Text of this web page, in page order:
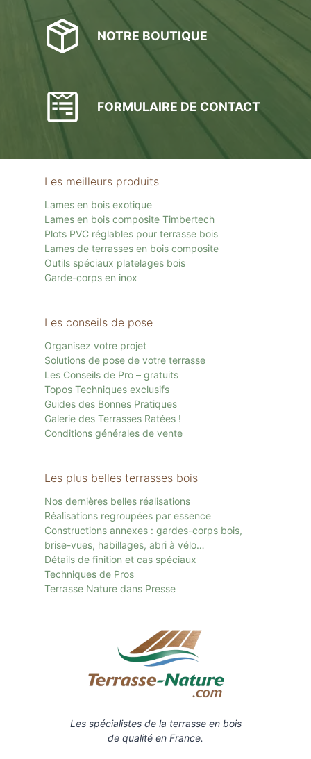
NOTRE BOUTIQUE
FORMULAIRE DE CONTACT
Les meilleurs produits
Lames en bois exotique
Lames en bois composite Timbertech
Plots PVC réglables pour terrasse bois
Lames de terrasses en bois composite
Outils spéciaux platelages bois
Garde-corps en inox
Les conseils de pose
Organisez votre projet
Solutions de pose de votre terrasse
Les Conseils de Pro – gratuits
Topos Techniques exclusifs
Guides des Bonnes Pratiques
Galerie des Terrasses Ratées !
Conditions générales de vente
Les plus belles terrasses bois
Nos dernières belles réalisations
Réalisations regroupées par essence
Constructions annexes : gardes-corps bois,
brise-vues, habillages, abri à vélo…
Détails de finition et cas spéciaux
Techniques de Pros
Terrasse Nature dans Presse
Les spécialistes de la terrasse en bois
de qualité en France.